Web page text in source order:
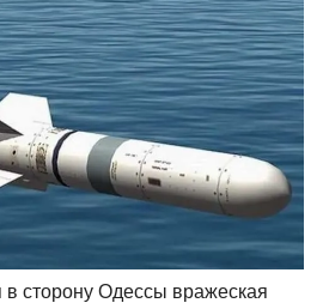
сторону Одессы вражеская